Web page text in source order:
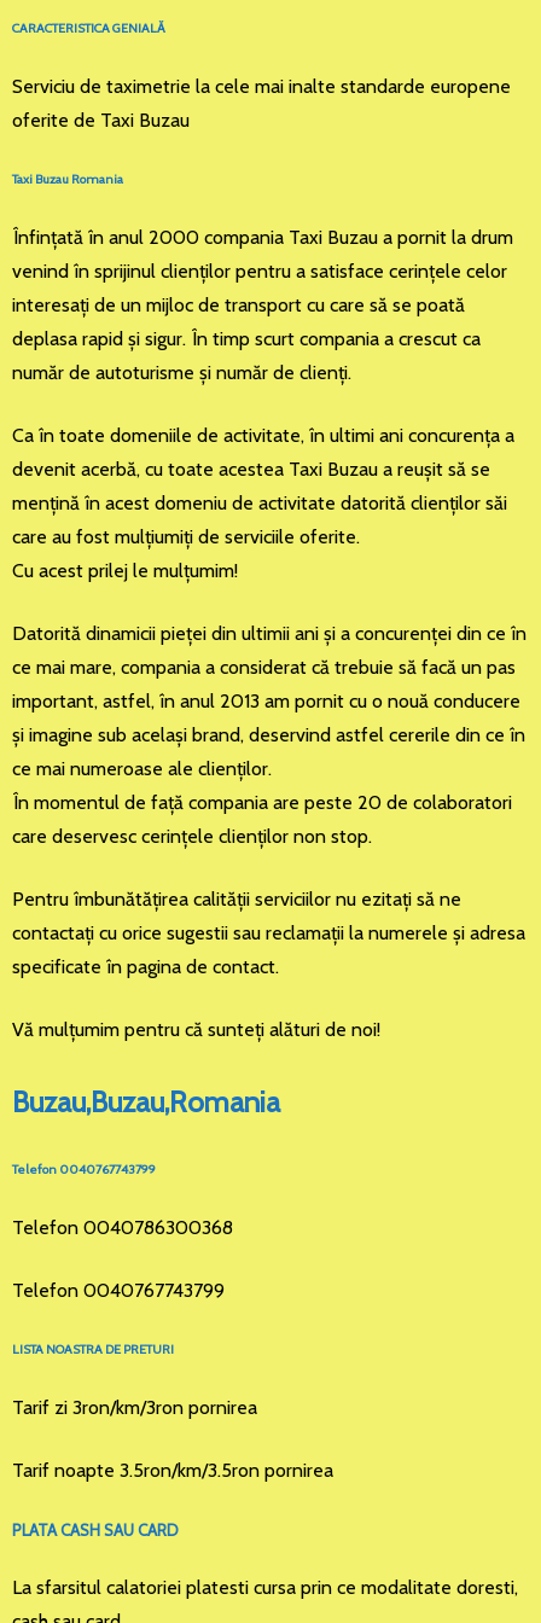
CARACTERISTICA GENIALĂ
Serviciu de taximetrie la cele mai inalte standarde europene
oferite de Taxi Buzau
Taxi Buzau Romania
Înfinţată în anul 2000 compania Taxi Buzau a pornit la drum
venind în sprijinul clienţilor pentru a satisface cerinţele celor
interesaţi de un mijloc de transport cu care să se poată
deplasa rapid şi sigur. În timp scurt compania a crescut ca
număr de autoturisme şi număr de clienţi.
Ca în toate domeniile de activitate, în ultimi ani concurenţa a
devenit acerbă, cu toate acestea Taxi Buzau a reuşit să se
menţină în acest domeniu de activitate datorită clienţilor săi
care au fost mulţiumiţi de serviciile oferite.
Cu acest prilej le mulţumim!
Datorită dinamicii pieţei din ultimii ani şi a concurenţei din ce în
ce mai mare, compania a considerat că trebuie să facă un pas
important, astfel, în anul 2013 am pornit cu o nouă conducere
şi imagine sub acelaşi brand, deservind astfel cererile din ce în
ce mai numeroase ale clienţilor.
În momentul de faţă compania are peste 20 de colaboratori
care deservesc cerinţele clienţilor non stop.
Pentru îmbunătăţirea calităţii serviciilor nu ezitaţi să ne
contactaţi cu orice sugestii sau reclamaţii la numerele şi adresa
specificate în pagina de contact.
Vă mulţumim pentru că sunteţi alături de noi!
Buzau,Buzau,Romania
Telefon 0040767743799
Telefon 0040786300368
Telefon 0040767743799
LISTA NOASTRA DE PRETURI
Tarif zi 3ron/km/3ron pornirea
Tarif noapte 3.5ron/km/3.5ron pornirea
PLATA CASH SAU CARD
La sfarsitul calatoriei platesti cursa prin ce modalitate doresti,